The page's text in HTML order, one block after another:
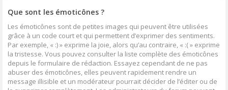
Que sont les émoticônes ?
Les émoticônes sont de petites images qui peuvent être utilisées
grâce à un code court et qui permettent d’exprimer des sentiments.
Par exemple, « :) » exprime la joie, alors qu’au contraire, « :( » exprime
la tristesse. Vous pouvez consulter la liste complète des émoticônes
depuis le formulaire de rédaction. Essayez cependant de ne pas
abuser des émoticônes, elles peuvent rapidement rendre un
message illisible et un modérateur pourrait décider de l’éditer ou de